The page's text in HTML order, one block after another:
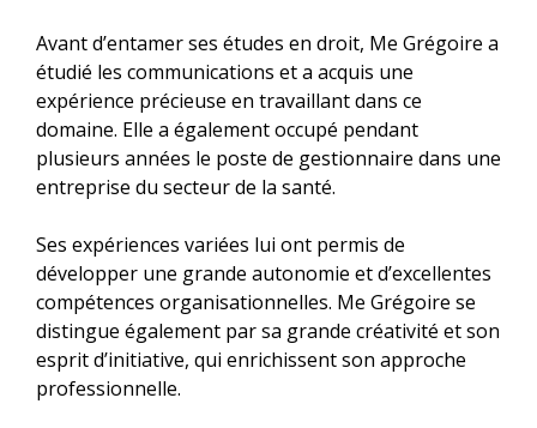
Avant d’entamer ses études en droit, Me Grégoire a
étudié les communications et a acquis une
expérience précieuse en travaillant dans ce
domaine. Elle a également occupé pendant
plusieurs années le poste de gestionnaire dans une
entreprise du secteur de la santé.
Ses expériences variées lui ont permis de
développer une grande autonomie et d’excellentes
compétences organisationnelles. Me Grégoire se
distingue également par sa grande créativité et son
esprit d’initiative, qui enrichissent son approche
professionnelle.